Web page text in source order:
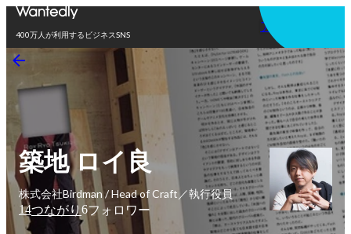
400万人が利用するビジネスSNS
アプリを使う
築地 ロイ良
株式会社Birdman / Head of Craft／執行役員
14つながり6フォロワー